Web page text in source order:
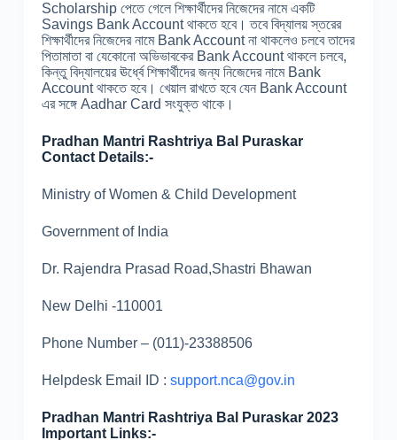
Scholarship পেতে গেলে শিক্ষার্থীদের নিজেদের নামে একটি
Savings Bank Account থাকতে হবে। তবে বিদ্যালয় স্তরের
শিক্ষার্থীদের নিজেদের নামে Bank Account না থাকলেও চলবে তাদের
পিতামাতা বা যেকোনো অভিভাবকের Bank Account থাকলে চলবে,
কিন্তু বিদ্যালয়ের ঊর্ধ্বে শিক্ষার্থীদের জন্য নিজেদের নামে Bank
Account থাকতে হবে। খেয়াল রাখতে হবে যেন Bank Account
এর সঙ্গে Aadhar Card সংযুক্ত থাকে।
Pradhan Mantri Rashtriya Bal Puraskar
Contact Details:-
Ministry of Women & Child Development
Government of India
Dr. Rajendra Prasad Road,Shastri Bhawan
New Delhi -110001
Phone Number – (011)-23388506
Helpdesk Email ID : support.nca@gov.in
Pradhan Mantri Rashtriya Bal Puraskar 2023
Important Links:-